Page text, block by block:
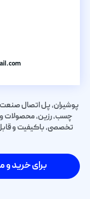
پوشیران، پل اتصال صنعت
چسب، رزین، محصولات
تخصصی، باکیفیت و
برای خرید و